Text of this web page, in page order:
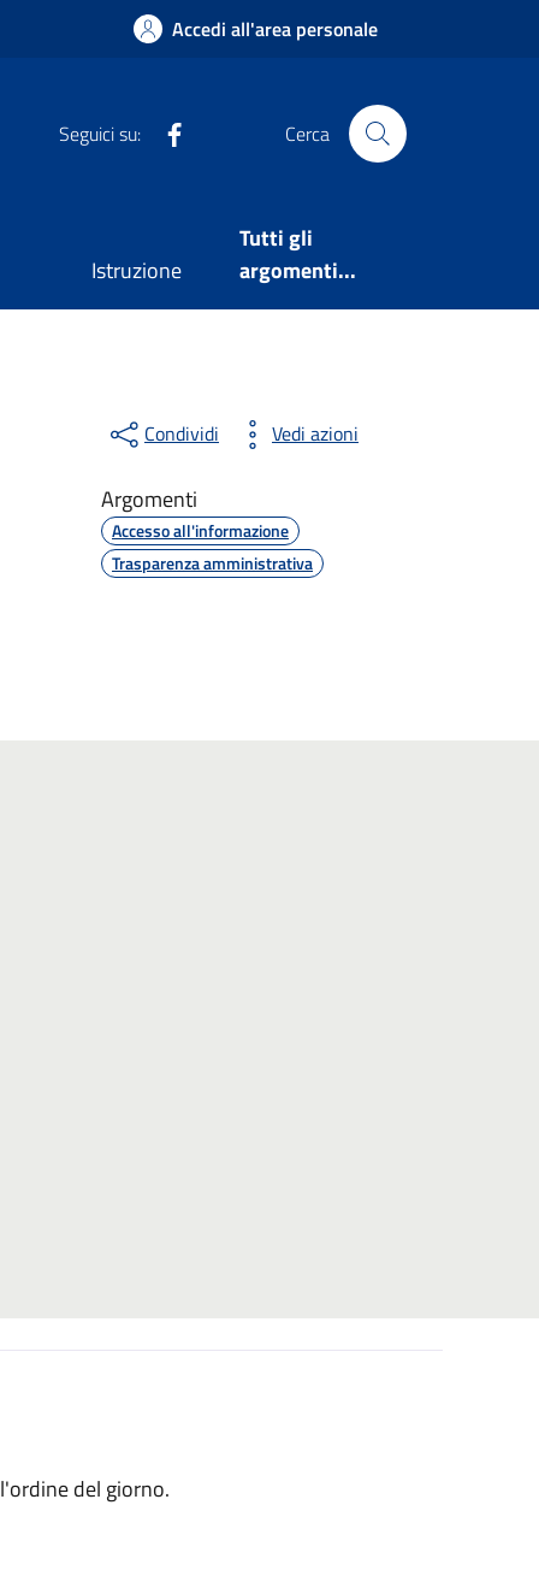
Accedi all'area personale
Seguici su: Cerca
Istruzione
Tutti gli
argomenti...
Condividi Vedi azioni
Argomenti
Accesso all'informazione
Trasparenza amministrativa
del giorno.